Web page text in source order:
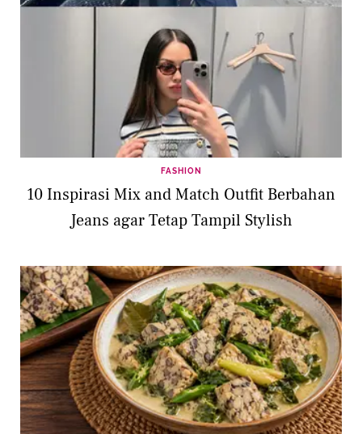
FASHION
10 Inspirasi Mix and Match Outfit Berbahan
Jeans agar Tetap Tampil Stylish